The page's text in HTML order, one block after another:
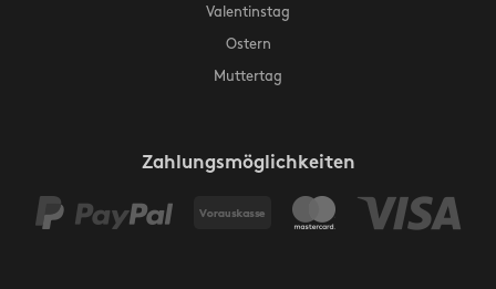
Valentinstag
Ostern
Muttertag
Zahlungsmöglichkeiten